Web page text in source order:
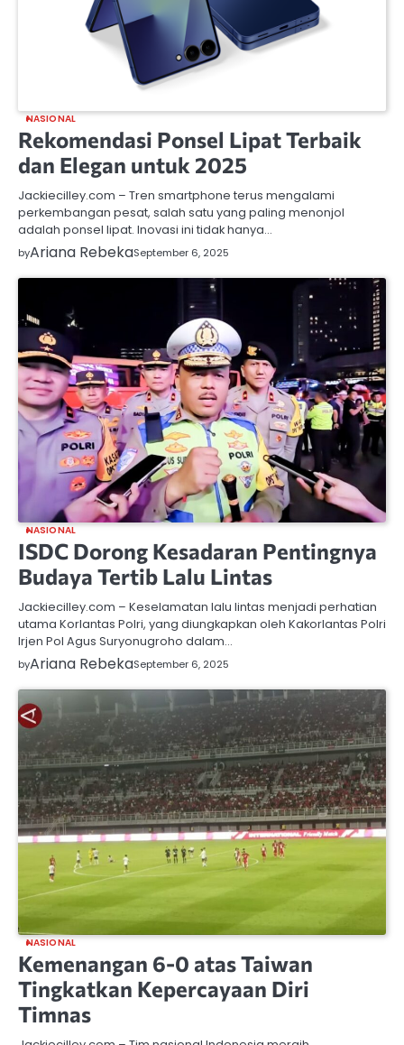
NASIONAL
Rekomendasi Ponsel Lipat Terbaik
dan Elegan untuk 2025
Jackiecilley.com – Tren smartphone terus mengalami
perkembangan pesat, salah satu yang paling menonjol
adalah ponsel lipat. Inovasi ini tidak hanya…
byAriana RebekaSeptember 6, 2025
NASIONAL
ISDC Dorong Kesadaran Pentingnya
Budaya Tertib Lalu Lintas
Jackiecilley.com – Keselamatan lalu lintas menjadi perhatian
utama Korlantas Polri, yang diungkapkan oleh Kakorlantas Polri
Irjen Pol Agus Suryonugroho dalam…
byAriana RebekaSeptember 6, 2025
NASIONAL
Kemenangan 6-0 atas Taiwan
Tingkatkan Kepercayaan Diri
Timnas